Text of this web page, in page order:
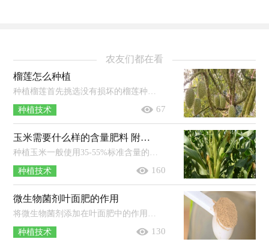
农友们都在看
榴莲怎么种植
种植榴莲首先挑选没有损坏的榴莲种子，清洗干净，晾干之后留作备用，然后春季将处理好的种子播撒下去，上面覆盖上一层薄土，盖住种子即可，定...
种植技术 67
玉米需要什么样的含量肥料 附玉米肥料的配方比例
种植玉米一般使用35-55%标准含量的复合肥就能达到肥效，具体需根据玉米品种和地块的肥力来选择肥料类型。1、高肥力夏玉米田：可亩施1...
种植技术 160
微生物菌剂叶面肥的作用
将微生物菌剂添加在叶面肥中的作用有：为农作物提供能够被直接吸收的养分，避免养分在土壤中固定与退化；提高农作物的抗逆能力以及光合...
种植技术 130